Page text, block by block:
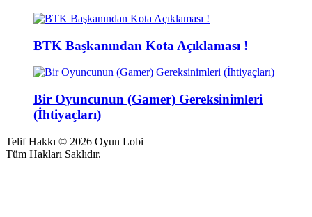
BTK Başkanından Kota Açıklaması !
Bir Oyuncunun (Gamer) Gereksinimleri
(İhtiyaçları)
Telif Hakkı © 2026 Oyun Lobi
Tüm Hakları Saklıdır.